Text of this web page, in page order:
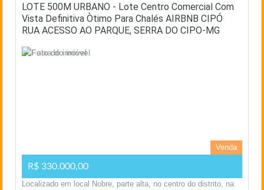
LOTE 500M URBANO - Lote Centro Comercial Com
Vista Definitiva Òtimo Para Chalés AIRBNB CIPÓ
RUA ACESSO AO PARQUE, SERRA DO CIPO-MG
Venda
R$ 330.000,00
Localizado em local Nobre, parte alta, no centro do distrito, na